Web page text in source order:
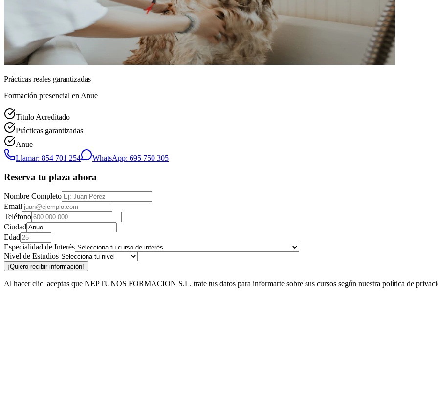
Prácticas reales garantizadas
Formación presencial en Anue
Título Acreditado
Prácticas garantizadas
Anue
Llamar: 854 701 254
WhatsApp: 695 750 305
Reserva tu plaza ahora
Nombre Completo
Email
Teléfono
Ciudad
Edad
Especialidad de Interés
Nivel de Estudios
¡Quiero recibir información!
Al hacer clic, aceptas que NEPTUNOS FORMACION S.L. trate tus datos para informarte sobre sus cursos según nuestra política de